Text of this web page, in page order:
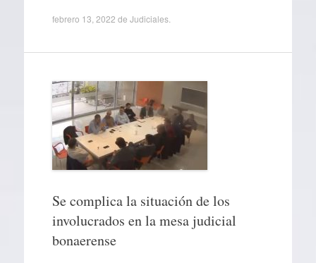
febrero 13, 2022 de Judiciales.
Se complica la situación de los
involucrados en la mesa judicial
bonaerense